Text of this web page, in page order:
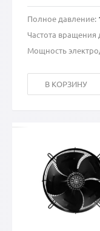
Полное давление:
Частота вращения
Мощность
В КОРЗИНУ